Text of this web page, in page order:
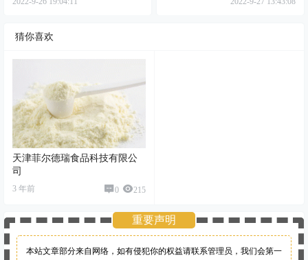
猜你喜欢
天津菲尔德瑞食品科技有限公
司
3 年前 0 215
重要声明
本站文章部分来自网络，如有侵犯你的权益请联系管理员， 我们会第一